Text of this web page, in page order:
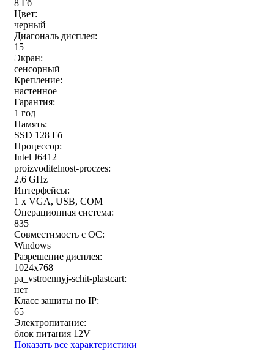
8 Гб
Цвет:
черный
Диагональ дисплея:
15
Экран:
сенсорный
Крепление:
настенное
Гарантия:
1 год
Память:
SSD 128 Гб
Процессор:
Intel J6412
proizvoditelnost-proczes:
2.6 GHz
Интерфейсы:
1 x VGA, USB, COM
Операционная система:
835
Совместимость с ОС:
Windows
Разрешение дисплея:
1024x768
pa_vstroennyj-schit-plastcart:
нет
Класс защиты по IP:
65
Электропитание:
блок питания 12V
Показать все характеристики